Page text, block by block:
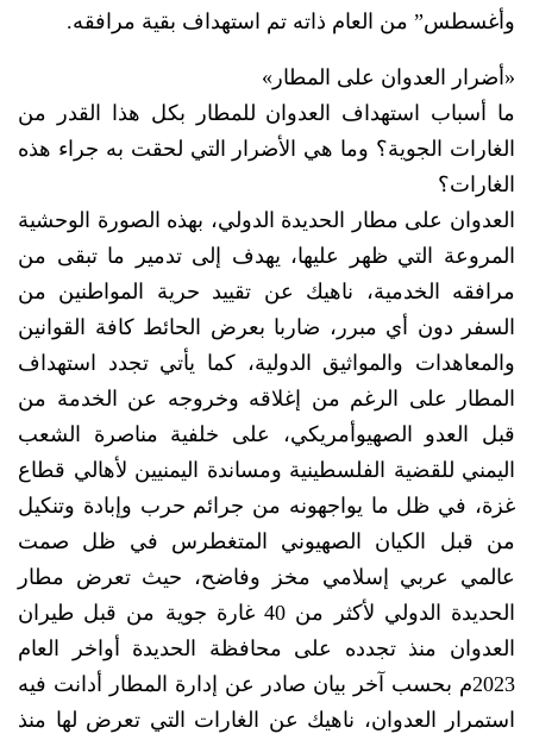
وأغسطس” من العام ذاته تم استهداف بقية مرافقه.
«أضرار العدوان على المطار»
ما أسباب استهداف العدوان للمطار بكل هذا القدر من
الغارات الجوية؟ وما هي الأضرار التي لحقت به جراء هذه
الغارات؟
العدوان على مطار الحديدة الدولي، بهذه الصورة الوحشية
المروعة التي ظهر عليها، يهدف إلى تدمير ما تبقى من
مرافقه الخدمية، ناهيك عن تقييد حرية المواطنين من
السفر دون أي مبرر، ضاربا بعرض الحائط كافة القوانين
والمعاهدات والمواثيق الدولية، كما يأتي تجدد استهداف
المطار على الرغم من إغلاقه وخروجه عن الخدمة من
قبل العدو الصهيوأمريكي، على خلفية مناصرة الشعب
اليمني للقضية الفلسطينية ومساندة اليمنيين لأهالي قطاع
غزة، في ظل ما يواجهونه من جرائم حرب وإبادة وتنكيل
من قبل الكيان الصهيوني المتغطرس في ظل صمت
عالمي عربي إسلامي مخز وفاضح، حيث تعرض مطار
الحديدة الدولي لأكثر من 40 غارة جوية من قبل طيران
العدوان منذ تجدده على محافظة الحديدة أواخر العام
2023م بحسب آخر بيان صادر عن إدارة المطار أدانت فيه
استمرار العدوان، ناهيك عن الغارات التي تعرض لها منذ